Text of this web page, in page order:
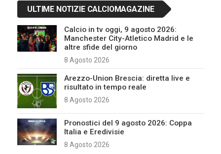
ULTIME NOTIZIE CALCIOMAGAZINE
Calcio in tv oggi, 9 agosto 2026:
Manchester City-Atletico Madrid e le
altre sfide del giorno
8 Agosto 2026
Arezzo-Union Brescia: diretta live e
risultato in tempo reale
8 Agosto 2026
Pronostici del 9 agosto 2026: Coppa
Italia e Eredivisie
8 Agosto 2026